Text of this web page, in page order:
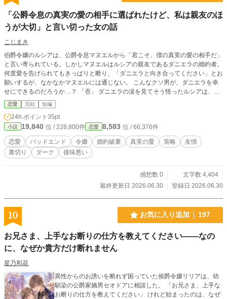
「公爵令息の真実の愛の相手に選ばれたけど、私は親友のほ
うが大切」と言い切った女の話
こじまき
伯爵令嬢のルシアは、公爵令息マヌエルから「君こそ、僕の真実の愛の相手だ」
と言い寄られている。しかしマヌエルはルシアの親友であるダニエラの婚約者。
何度愛を告げられてもきっぱりと断り、「ダニエラと向き合ってください」とお
願いするが、なかなかマヌエルには通じない。 こんなクソ男が、ダニエラを幸
せにできるのだろうか…？ 「否」 ダニエラの涙を見てそう悟ったルシアは、あ
る作戦に出るが―― ※小説家になろうにも投稿しています
恋愛 完結 短編
24h.ポイント 35pt
小説 19,840 位 / 228,800件 恋愛 8,583 位 / 66,376件
恋愛 バッドエンド 令嬢 婚約破棄 真実の愛 策略
友情
裏切り
ダーク 後味悪い
感想数 0
文字数 4,404
最終更新日 2026.06.30
登録日 2026.06.30
10 お気に入り追加 197
お兄さま、上手なお断りの仕方を教えてください――なの
に、なぜか貴方だけ断れません
星乃和花
異性からのお誘いを断れず困っていた侯爵令嬢リリアは、幼
馴染の公爵家嫡男セオドアに相談した。 「お兄さま、上手な
お断りの仕方を教えてください」 けれど始まったのは、なぜ